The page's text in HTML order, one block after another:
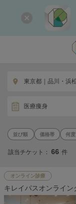
東京都｜品川・浜
医療痩身
価格帯 何
該当チケット： 66 件
オンライン診療
キレイパスオンライン